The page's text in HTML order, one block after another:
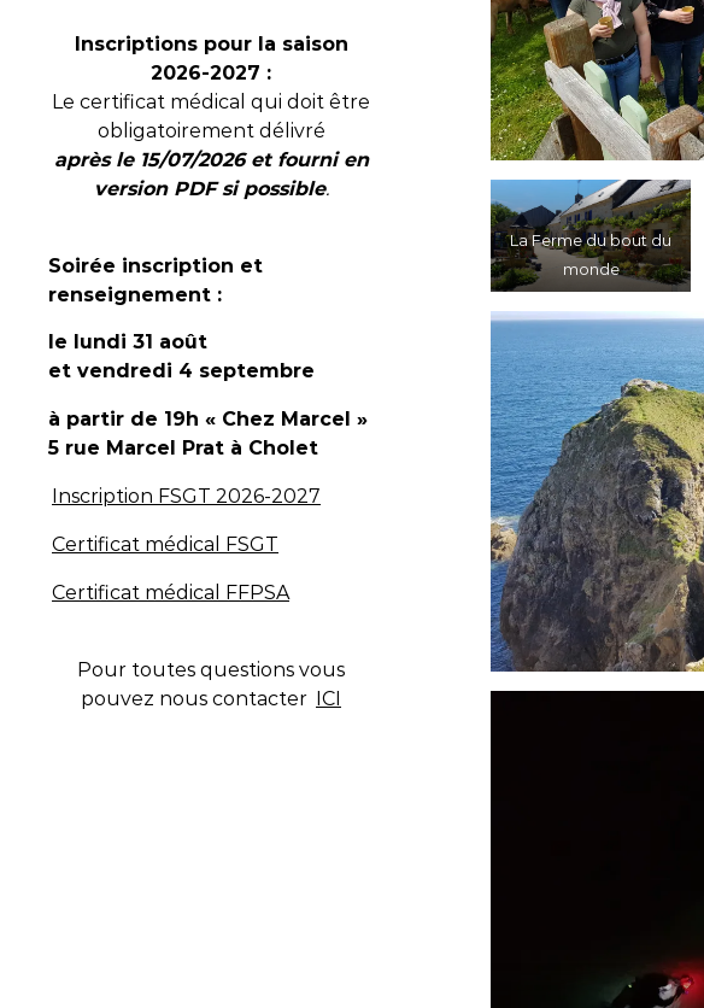
Inscriptions pour la saison
2026-2027 :
Le certificat médical qui doit être
obligatoirement délivré
après le 15/07/2026 et fourni en
version PDF si possible.
Soirée inscription et
renseignement :
le lundi 31 août
et vendredi 4 septembre
à partir de 19h « Chez Marcel »
5 rue Marcel Prat à Cholet
Inscription FSGT 2026-2027
Certificat médical FSGT
Certificat médical FFPSA
Pour toutes questions vous
pouvez nous contacter ICI
La Ferme du bout du
monde